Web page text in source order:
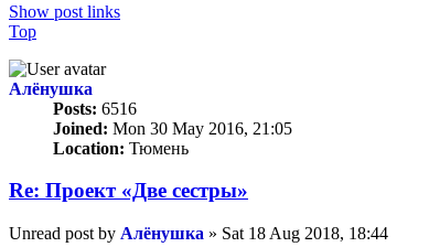
Show post links
Top
Алёнушка
Posts: 6516
Joined: Mon 30 May 2016, 21:05
Location: Тюмень
Re: Проект «Две сестры»
Unread post by Алёнушка » Sat 18 Aug 2018, 18:44